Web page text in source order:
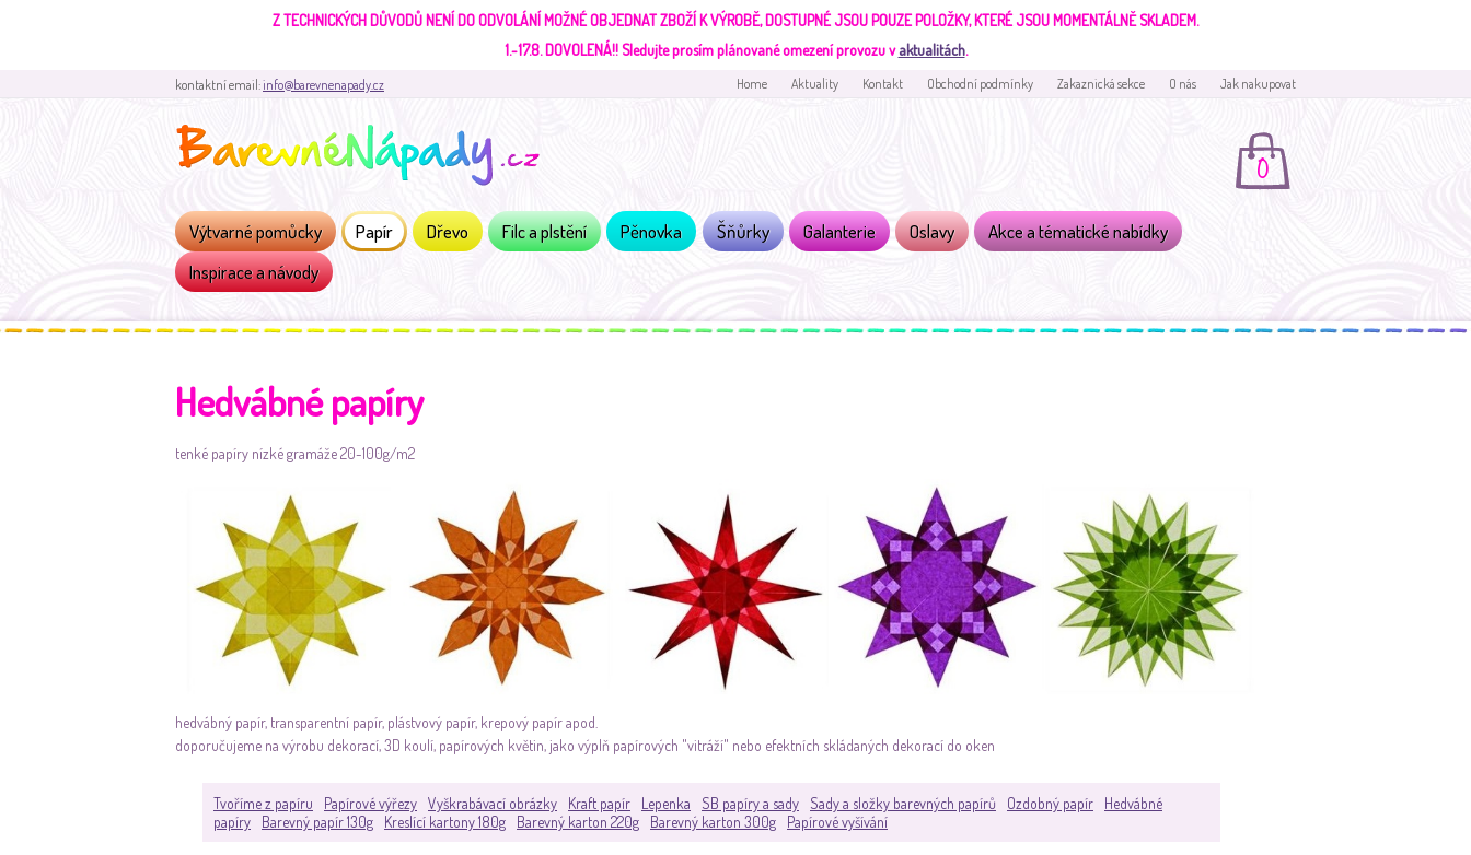
Z TECHNICKÝCH DŮVODŮ NENÍ DO ODVOLÁNÍ MOŽNÉ OBJEDNAT ZBOŽÍ K VÝROBĚ, DOSTUPNÉ JSOU POUZE POLOŽKY, KTERÉ JSOU MOMENTÁLNĚ SKLADEM.
1.-17.8. DOVOLENÁ!!Sledujte prosím plánované omezení provozu vaktualitách.
kontaktní email:info@barevnenapady.cz Home Aktuality Kontakt Obchodní podmínky Zakaznická sekce O nás Jak nakupovat
0
Výtvarné pomůcky Papír Dřevo Filc a plstění Pěnovka Šňůrky Galanterie Oslavy
Akce a tématické nabídky
Inspirace a návody
Hedvábné papíry
tenké papíry nízké gramáže 20-100g/m2
hedvábný papír, transparentní papír, plástvový papír, krepový papír apod.
doporučujeme na výrobu dekorací, 3D koulí, papírových květin, jako výplň papírových "vitráží" nebo efektních skládaných dekorací do oken
Tvoříme z papíru Papírové výřezy Vyškrabávací obrázky Kraft papír Lepenka SB papíry a sady Sady a složky barevných papírů Ozdobný papír
Hedvábné
papíry
Barevný papír 130g Kreslící kartony 180g Barevný karton 220g Barevný karton 300g Papírové vyšívání